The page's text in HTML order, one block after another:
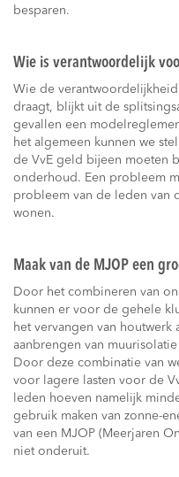
besparen.
Wie is verantwoordelijk
Wie de
draagt, blijkt uit de
gevallen een
het algemeen kunnen we
de VvE geld bijeen moeten
onderhoud. Een probleem
probleem van de leden van
wonen.
Maak van de MJOP een
Door het combineren van
kunnen er voor de gehele
het vervangen van
aanbrengen van
Door deze combinatie van
voor lagere lasten voor de
leden hoeven namelijk
gebruik maken van zonne-
van een MJOP (Meerjaren
niet onderuit.